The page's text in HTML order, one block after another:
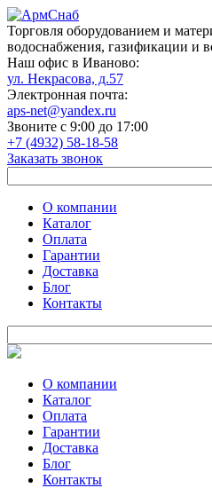
Торговля оборудованием и
водоснабжения, газификации и
Наш офис в Иваново:
ул. Некрасова, д.57
Электронная почта:
aps-net@yandex.ru
Звоните с 9:00 до 17:00
+7 (4932) 58-18-58
Заказать звонок
О компании
Каталог
Оплата
Гарантии
Доставка
Блог
Контакты
О компании
Каталог
Оплата
Гарантии
Доставка
Блог
Контакты